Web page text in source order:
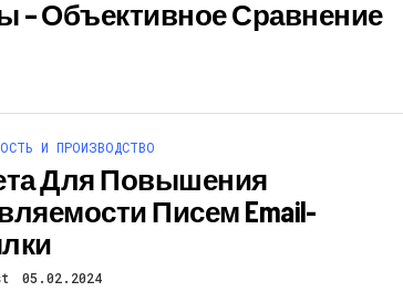
– Объективное Сравнение
И ПРОИЗВОДСТВО
Для Повышения
Писем Email-
05.02.2024